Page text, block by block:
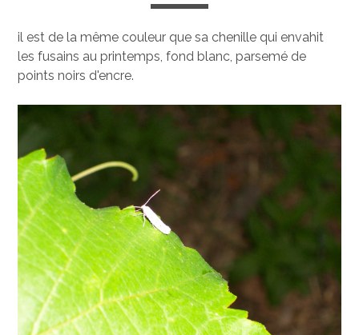
il est de la même couleur que sa chenille qui envahit
les fusains au printemps, fond blanc, parsemé de
points noirs d'encre.